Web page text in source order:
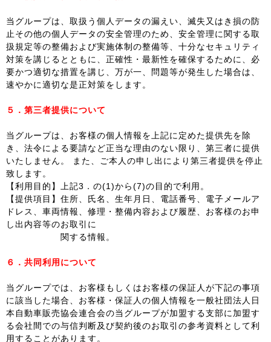
当グループは、取扱う個人データの漏えい、滅失又はき損の防
止その他の個人データの安全管理のため、安全管理に関する取
扱規定等の整備および実施体制の整備等、十分なセキュリティ
対策を講じるとともに、正確性・最新性を確保するために、必
要かつ適切な措置を講じ、万が一、問題等が発生した場合は、
速やかに適切な是正対策をします。
５．第三者提供について
当グループは、お客様の個人情報を上記に定めた提供先を除
き、法令による要請など正当な理由のない限り、第三者に提供
いたしません。 また、ご本人の申し出により第三者提供を停止
致します。
【利用目的】上記3．の(1)から(7)の目的で利用。
【提供項目】住所、氏名、生年月日、電話番号、電子メールア
ドレス、車両情報、修理・整備内容および履歴、お客様のお申
し出内容等のお取引に
関する情報。
６．共同利用について
当グループでは、お客様もしくはお客様の保証人が下記の事項
に該当した場合、お客様・保証人の個人情報を一般社団法人日
本自動車販売協会連合会の当グループが加盟する支部に加盟す
る会社間での与信判断及び契約後のお取引の参考資料として利
用することがあります。